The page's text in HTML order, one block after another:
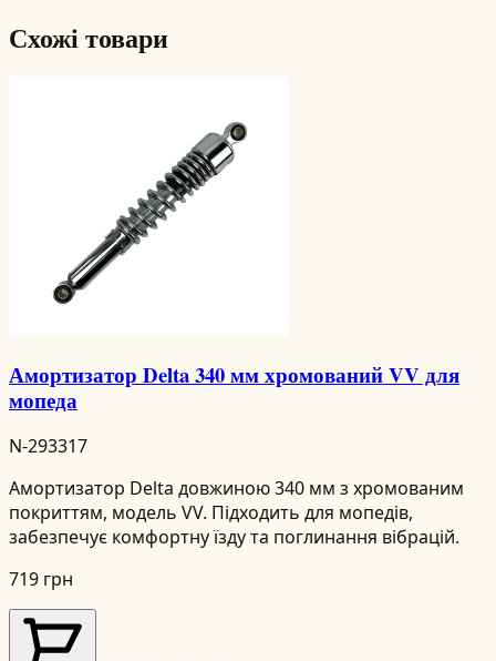
Схожі товари
Амортизатор Delta 340 мм хромований VV для
мопеда
N-293317
Амортизатор Delta довжиною 340 мм з хромованим
покриттям, модель VV. Підходить для мопедів,
забезпечує комфортну їзду та поглинання вібрацій.
719 грн